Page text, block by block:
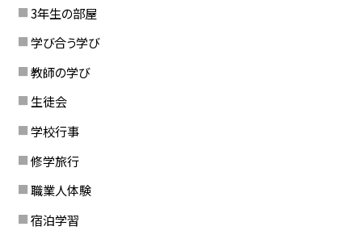
3年生の部屋
学び合う学び
教師の学び
生徒会
学校行事
修学旅行
職業人体験
宿泊学習